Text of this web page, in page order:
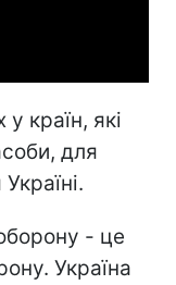
країн, які
для
- це
Україна